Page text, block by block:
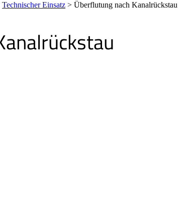
Technischer Einsatz > Überflutung nach Kanalrückstau